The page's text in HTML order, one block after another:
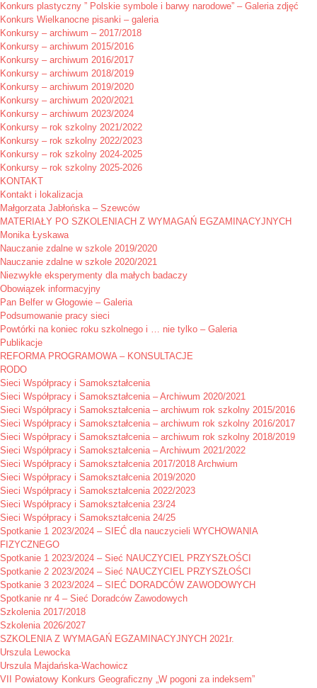
Konkurs plastyczny ” Polskie symbole i barwy narodowe” – Galeria zdjęć
Konkurs Wielkanocne pisanki – galeria
Konkursy – archiwum – 2017/2018
Konkursy – archiwum 2015/2016
Konkursy – archiwum 2016/2017
Konkursy – archiwum 2018/2019
Konkursy – archiwum 2019/2020
Konkursy – archiwum 2020/2021
Konkursy – archiwum 2023/2024
Konkursy – rok szkolny 2021/2022
Konkursy – rok szkolny 2022/2023
Konkursy – rok szkolny 2024-2025
Konkursy – rok szkolny 2025-2026
KONTAKT
Kontakt i lokalizacja
Małgorzata Jabłońska – Szewców
MATERIAŁY PO SZKOLENIACH Z WYMAGAŃ EGZAMINACYJNYCH
Monika Łyskawa
Nauczanie zdalne w szkole 2019/2020
Nauczanie zdalne w szkole 2020/2021
Niezwykłe eksperymenty dla małych badaczy
Obowiązek informacyjny
Pan Belfer w Głogowie – Galeria
Podsumowanie pracy sieci
Powtórki na koniec roku szkolnego i … nie tylko – Galeria
Publikacje
REFORMA PROGRAMOWA – KONSULTACJE
RODO
Sieci Współpracy i Samokształcenia
Sieci Współpracy i Samokształcenia – Archiwum 2020/2021
Sieci Współpracy i Samokształcenia – archiwum rok szkolny 2015/2016
Sieci Współpracy i Samokształcenia – archiwum rok szkolny 2016/2017
Sieci Współpracy i Samokształcenia – archiwum rok szkolny 2018/2019
Sieci Współpracy i Samokształcenia – Archiwum 2021/2022
Sieci Współpracy i Samokształcenia 2017/2018 Archwium
Sieci Współpracy i Samokształcenia 2019/2020
Sieci Współpracy i Samokształcenia 2022/2023
Sieci Współpracy i Samokształcenia 23/24
Sieci Współpracy i Samokształcenia 24/25
Spotkanie 1 2023/2024 – SIEĆ dla nauczycieli WYCHOWANIA
FIZYCZNEGO
Spotkanie 1 2023/2024 – Sieć NAUCZYCIEL PRZYSZŁOŚCI
Spotkanie 2 2023/2024 – Sieć NAUCZYCIEL PRZYSZŁOŚCI
Spotkanie 3 2023/2024 – SIEĆ DORADCÓW ZAWODOWYCH
Spotkanie nr 4 – Sieć Doradców Zawodowych
Szkolenia 2017/2018
Szkolenia 2026/2027
SZKOLENIA Z WYMAGAŃ EGZAMINACYJNYCH 2021r.
Urszula Lewocka
Urszula Majdańska-Wachowicz
VII Powiatowy Konkurs Geograficzny „W pogoni za indeksem”